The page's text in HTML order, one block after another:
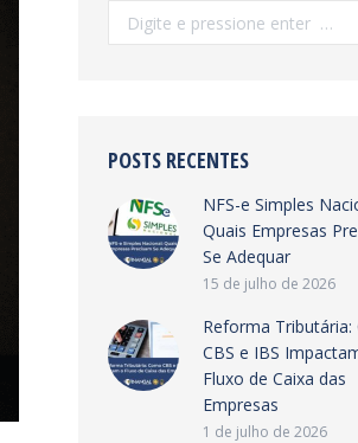
Search:
POSTS RECENTES
NFS-e Simples
Quais Empresas
Se Adequar
15 de julho de 2026
Reforma Tributária:
CBS e IBS
Fluxo de Caixa das
Empresas
1 de julho de 2026